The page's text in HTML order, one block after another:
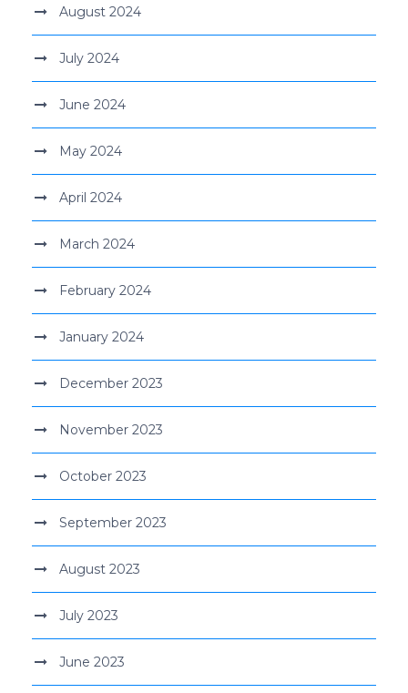
August 2024
July 2024
June 2024
May 2024
April 2024
March 2024
February 2024
January 2024
December 2023
November 2023
October 2023
September 2023
August 2023
July 2023
June 2023